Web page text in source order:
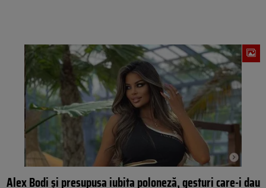
Alex Bodi și presupusa iubita poloneză, gesturi care-i dau